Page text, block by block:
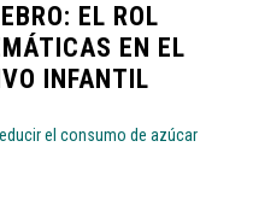
EL ROL
EN EL
INFANTIL